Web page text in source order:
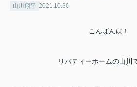
山川翔平 2021.10.30
こんばんは！
リバティーホームの山川